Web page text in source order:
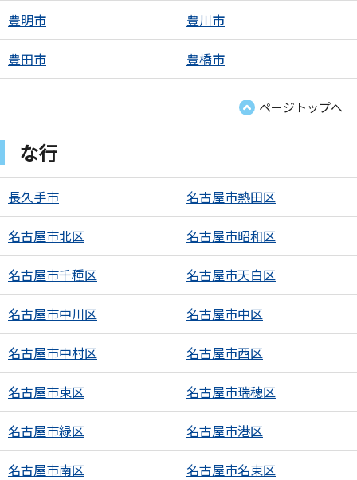
豊明市 豊川市
豊田市 豊橋市
ページトップへ
な行
長久手市 名古屋市熱田区
名古屋市北区 名古屋市昭和区
名古屋市千種区 名古屋市天白区
名古屋市中川区 名古屋市中区
名古屋市中村区 名古屋市西区
名古屋市東区 名古屋市瑞穂区
名古屋市緑区 名古屋市港区
名古屋市南区 名古屋市名東区